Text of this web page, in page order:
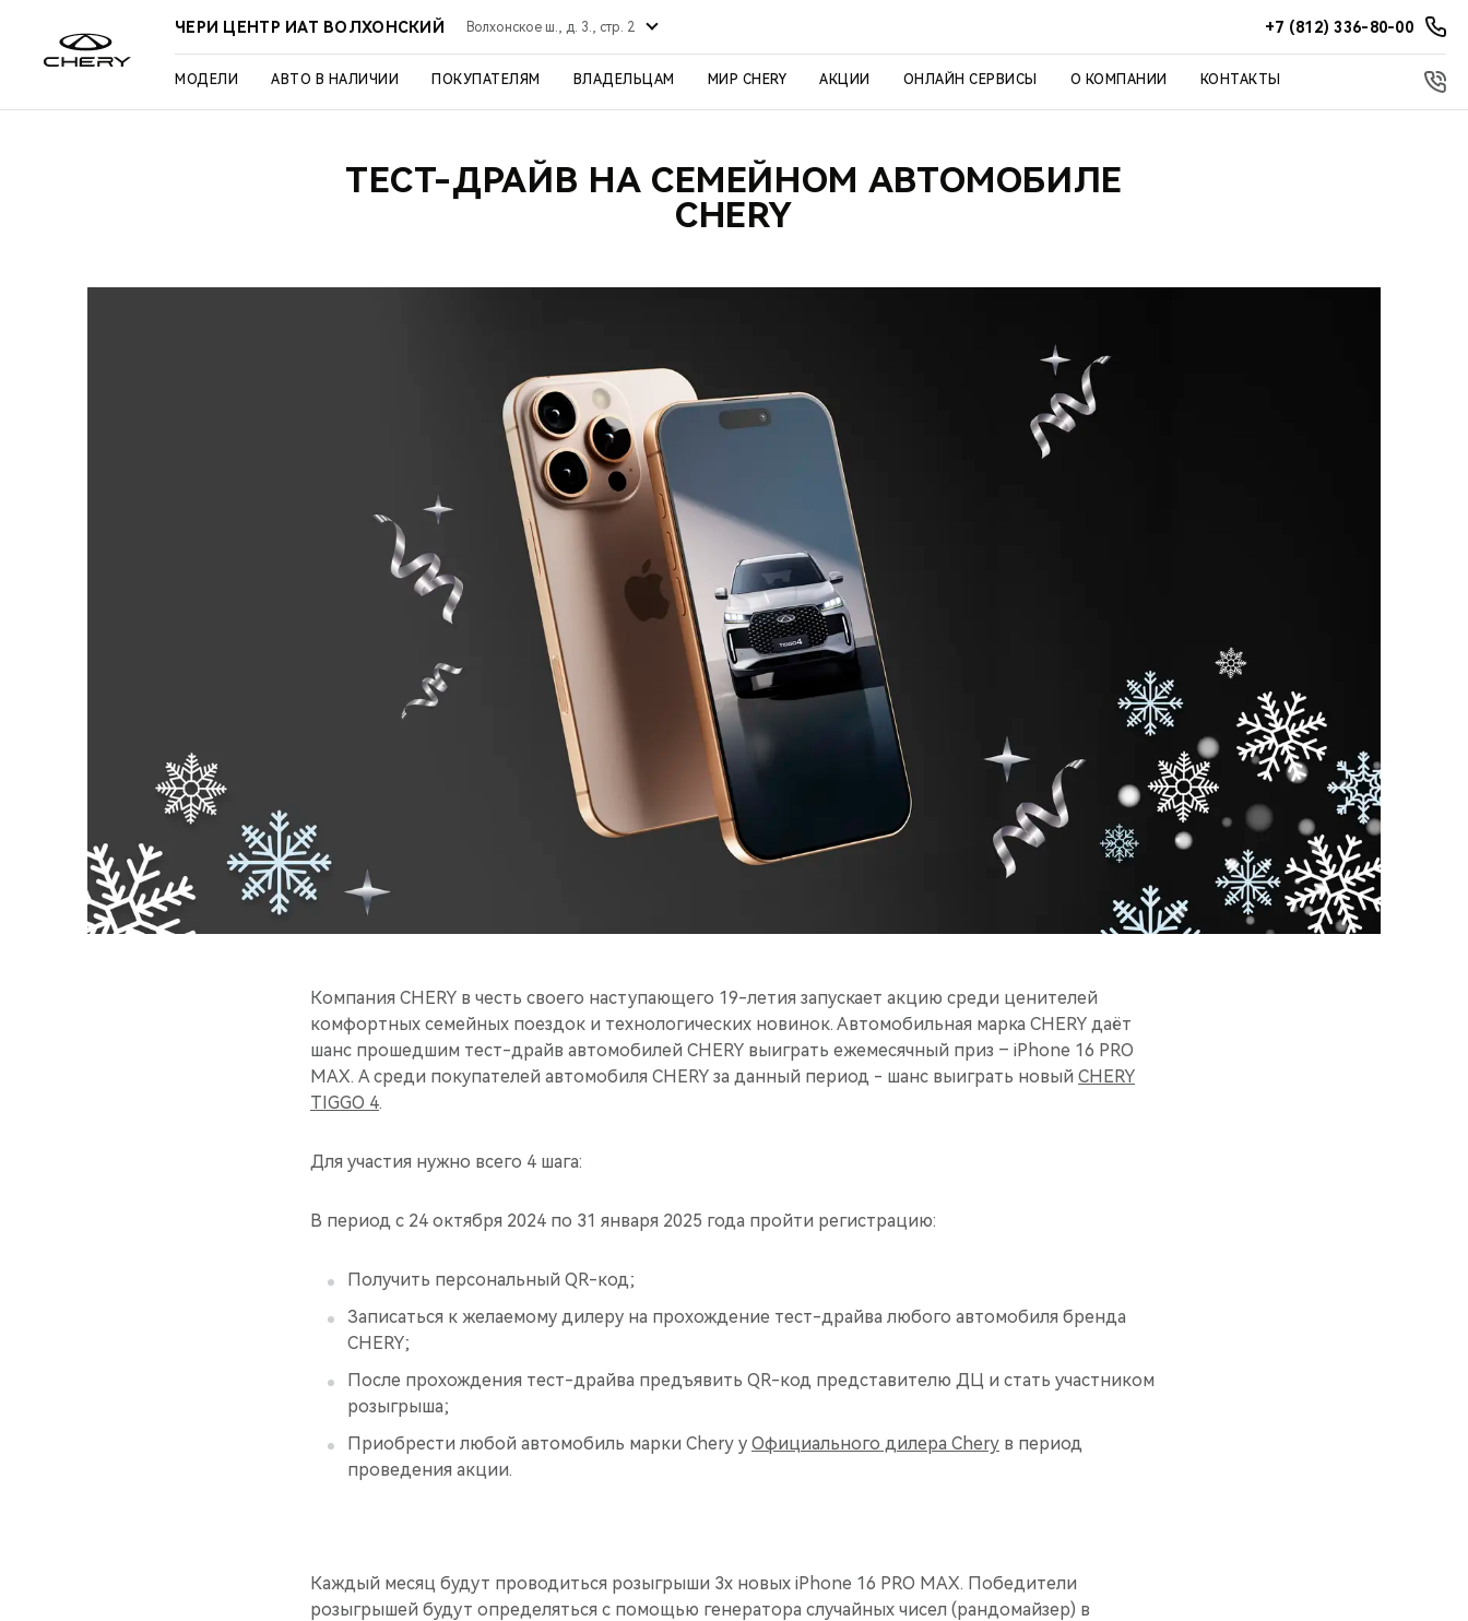
ЧЕРИ ЦЕНТР ИАТ ВОЛХОНСКИЙ Волхонское ш., д. 3., стр. 2 +7 (812) 336-80-00
МОДЕЛИ АВТО В НАЛИЧИИ ПОКУПАТЕЛЯМ ВЛАДЕЛЬЦАМ МИР CHERY АКЦИИ ОНЛАЙН СЕРВИСЫ О КОМПАНИИ КОНТАКТЫ
ТЕСТ-ДРАЙВ НА СЕМЕЙНОМ АВТОМОБИЛЕ
CHERY
Компания CHERY в честь своего наступающего 19-летия запускает акцию среди ценителей
комфортных семейных поездок и технологических новинок. Автомобильная марка CHERY даёт
шанс прошедшим тест-драйв автомобилей CHERY выиграть ежемесячный приз – iPhone 16 PRO
MAX. А среди покупателей автомобиля CHERY за данный период - шанс выиграть новый CHERY
TIGGO 4.
Для участия нужно всего 4 шага:
В период с 24 октября 2024 по 31 января 2025 года пройти регистрацию:
Получить персональный QR-код;
Записаться к желаемому дилеру на прохождение тест-драйва любого автомобиля бренда
CHERY;
После прохождения тест-драйва предъявить QR-код представителю ДЦ и стать участником
розыгрыша;
Приобрести любой автомобиль марки Chery у Официального дилера Chery в период
проведения акции.
Каждый месяц будут проводиться розыгрыши 3х новых iPhone 16 PRO MAX. Победители
розыгрышей будут определяться с помощью генератора случайных чисел (рандомайзер) в